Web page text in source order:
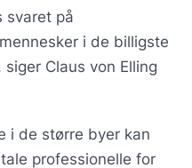
svaret på
i de billigste
Claus von Elling
i de større byer kan
professionelle for